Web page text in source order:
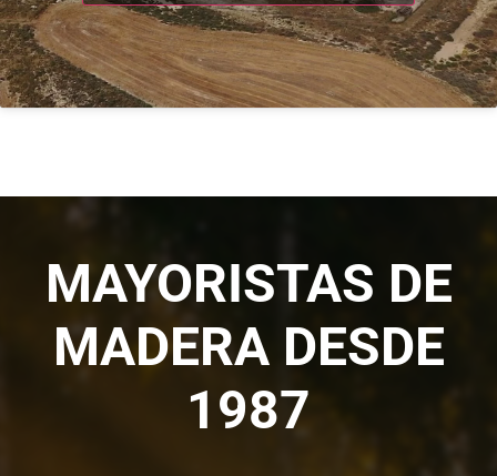
MAYORISTAS DE
MADERA DESDE
1987